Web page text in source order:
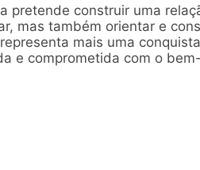
pretende construir uma
mas também orientar e
mais uma
e comprometida com o